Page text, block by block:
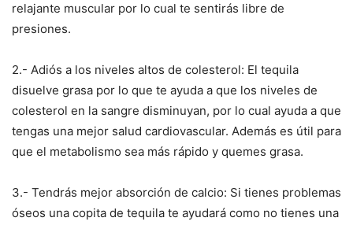
relajante muscular por lo cual te sentirás libre de
presiones.
2.- Adiós a los niveles altos de colesterol: El tequila
disuelve grasa por lo que te ayuda a que los niveles de
colesterol en la sangre disminuyan, por lo cual ayuda a que
tengas una mejor salud cardiovascular. Además es útil para
que el metabolismo sea más rápido y quemes grasa.
3.- Tendrás mejor absorción de calcio: Si tienes problemas
óseos una copita de tequila te ayudará como no tienes una